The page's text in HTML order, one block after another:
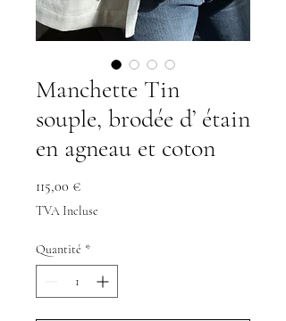
Manchette Tin
souple, brodée d’ étain
en agneau et coton
115,00 €Prix
TVA Incluse
Quantité *